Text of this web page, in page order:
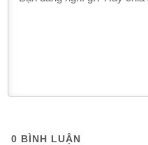
0 BÌNH LUẬN